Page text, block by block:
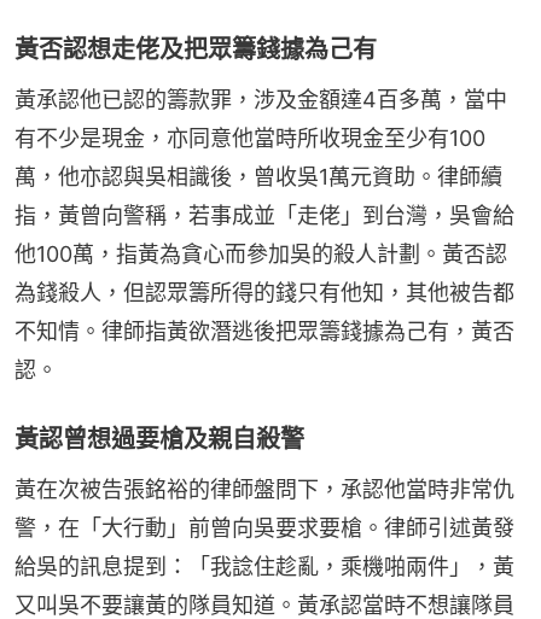
黃否認想走佬及把眾籌錢據為己有
黃承認他已認的籌款罪，涉及金額達4百多萬，當中
有不少是現金，亦同意他當時所收現金至少有100
萬，他亦認與吳相識後，曾收吳1萬元資助。律師續
指，黃曾向警稱，若事成並「走佬」到台灣，吳會給
他100萬，指黃為貪心而參加吳的殺人計劃。黃否認
為錢殺人，但認眾籌所得的錢只有他知，其他被告都
不知情。律師指黃欲潛逃後把眾籌錢據為己有，黃否
認。
黃認曾想過要槍及親自殺警
黃在次被告張銘裕的律師盤問下，承認他當時非常仇
警，在「大行動」前曾向吳要求要槍。律師引述黃發
給吳的訊息提到：「我諗住趁亂，乘機啪兩件」，黃
又叫吳不要讓黃的隊員知道。黃承認當時不想讓隊員